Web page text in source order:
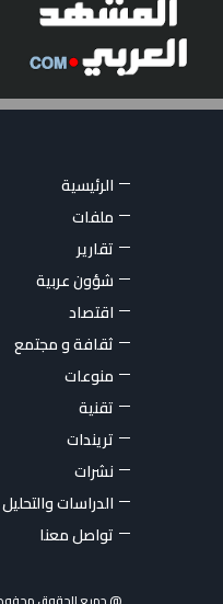
الرئيسية
ملفات
تقارير
شؤون عربية
اقتصاد
ثقافة و مجتمع
منوعات
تقنية
تريندات
نشرات
الدراسات والتحليل
تواصل معنا